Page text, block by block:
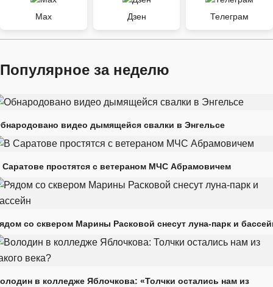
Max Дзен Телеграм
Популярное за неделю
видео дымящейся свалки в Энгельсе
Саратове простятся с ветераном МЧС Абрамовичем
со сквером Марины Расковой снесут луна-парк и
в колледже Яблочкова: «Толчки остались нам из